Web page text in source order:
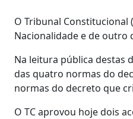
O Tribunal
Nacionalidade e de outro
Na leitura pública destas
das quatro normas do
normas do decreto que
O TC aprovou hoje dois